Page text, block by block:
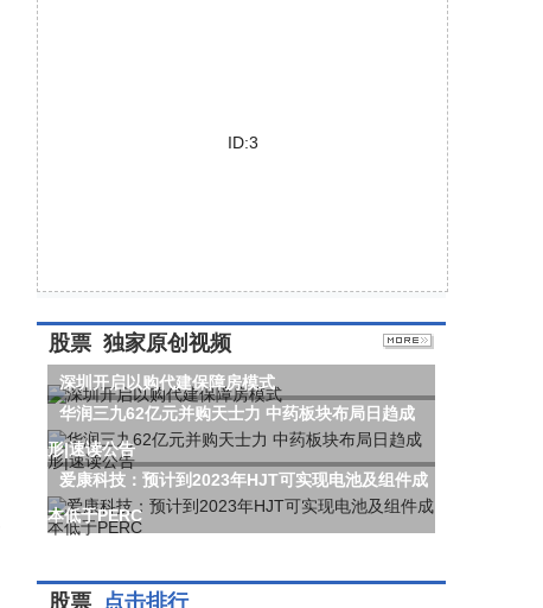
ID:3
股票 独家原创视频
深圳开启以购代建保障房模式
华润三九62亿元并购天士力 中药板块布局日趋成
形|速读公告
爱康科技：预计到2023年HJT可实现电池及组件成
本低于PERC
股票 点击排行